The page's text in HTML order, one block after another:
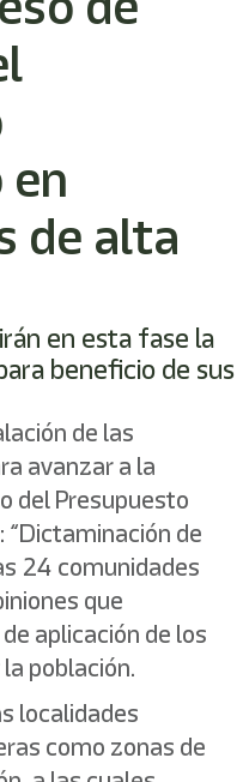
de alta
en esta fase la
beneficio de sus
de las
avanzar a la
del Presupuesto
de
24 comunidades
que
aplicación de los
población.
localidades
como zonas de